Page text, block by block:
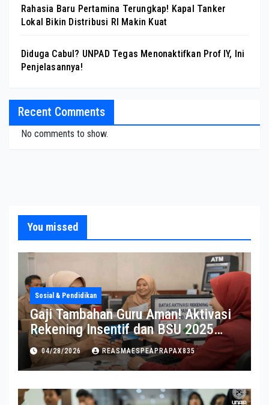
Rahasia Baru Pertamina Terungkap! Kapal Tanker
Lokal Bikin Distribusi RI Makin Kuat
Diduga Cabul? UNPAD Tegas Menonaktifkan Prof IY, Ini
Penjelasannya!
Recent Comments
No comments to show.
You missed
Sosial & Pendidikan
Gaji Tambahan Guru Aman! Aktivasi
Rekening Insentif dan BSU 2025
Diperpanjang
04/28/2026 REASMAESPEAPRAPAX835